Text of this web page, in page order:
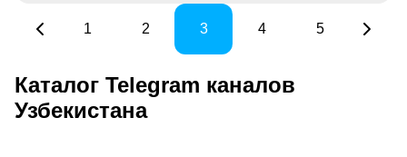
1 2 3 4 5
Каталог Telegram каналов
Узбекистана